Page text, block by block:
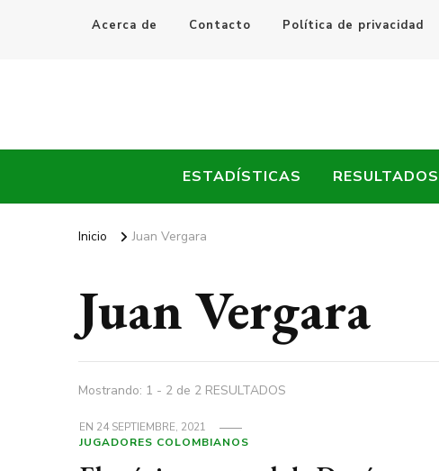
Acerca de Contacto Política de privacidad
Every Fútbol
ESTADÍSTICAS RESULTADOS
Inicio Juan Vergara
Juan Vergara
Mostrando: 1 - 2 de 2 RESULTADOS
EN 24 SEPTIEMBRE, 2021
JUGADORES COLOMBIANOS